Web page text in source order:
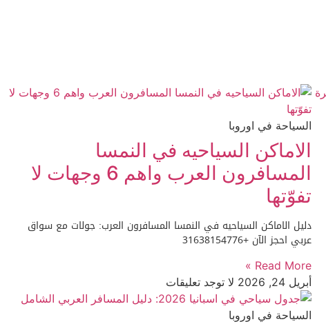
السياحة في اوروبا
الاماكن السياحيه في النمسا
المسافرون العرب واهم 6 وجهات لا
تفوّتها
دليل الاماكن السياحيه في النمسا المسافرون العرب: جولات مع سواق
عربي احجز الآن +31638154776
Read More »
أبريل 24, 2026
لا توجد تعليقات
السياحة في اوروبا